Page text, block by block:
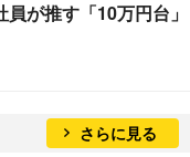
員が推す「10万円台」
さらに見る